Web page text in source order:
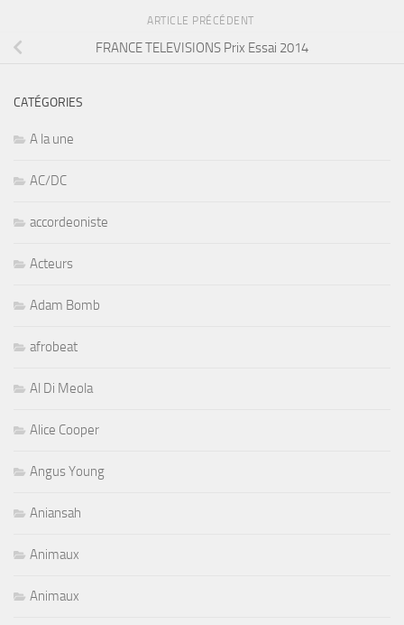
ARTICLE PRÉCÉDENT
FRANCE TELEVISIONS Prix Essai 2014
CATÉGORIES
A la une
AC/DC
accordeoniste
Acteurs
Adam Bomb
afrobeat
Al Di Meola
Alice Cooper
Angus Young
Aniansah
Animaux
Animaux